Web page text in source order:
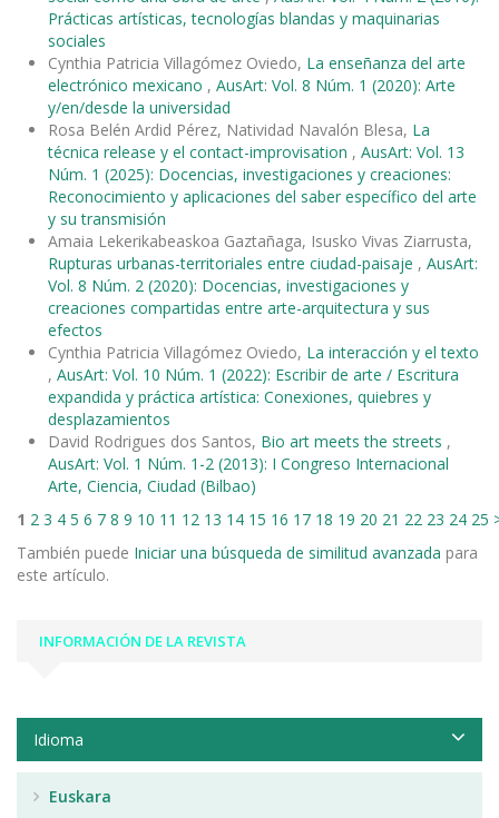
Prácticas artísticas, tecnologías blandas y maquinarias
sociales
Cynthia Patricia Villagómez Oviedo, La enseñanza del arte
electrónico mexicano , AusArt: Vol. 8 Núm. 1 (2020): Arte
y/en/desde la universidad
Rosa Belén Ardid Pérez, Natividad Navalón Blesa, La
técnica release y el contact-improvisation , AusArt: Vol. 13
Núm. 1 (2025): Docencias, investigaciones y creaciones:
Reconocimiento y aplicaciones del saber específico del arte
y su transmisión
Amaia Lekerikabeaskoa Gaztañaga, Isusko Vivas Ziarrusta,
Rupturas urbanas-territoriales entre ciudad-paisaje , AusArt:
Vol. 8 Núm. 2 (2020): Docencias, investigaciones y
creaciones compartidas entre arte-arquitectura y sus
efectos
Cynthia Patricia Villagómez Oviedo, La interacción y el texto
, AusArt: Vol. 10 Núm. 1 (2022): Escribir de arte / Escritura
expandida y práctica artística: Conexiones, quiebres y
desplazamientos
David Rodrigues dos Santos, Bio art meets the streets ,
AusArt: Vol. 1 Núm. 1-2 (2013): I Congreso Internacional
Arte, Ciencia, Ciudad (Bilbao)
1 2 3 4 5 6 7 8 9 10 11 12 13 14 15 16 17 18 19 20 21 22 23 24 25
También puede Iniciar una búsqueda de similitud avanzada para
este artículo.
INFORMACIÓN DE LA REVISTA
Idioma
Euskara